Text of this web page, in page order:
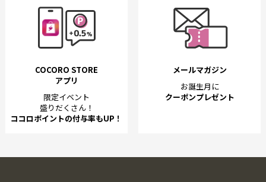
COCORO STORE
アプリ
限定イベント
盛りだくさん！
ココロポイントの付与率もUP！
メールマガジン
お誕生月に
クーポンプレゼント